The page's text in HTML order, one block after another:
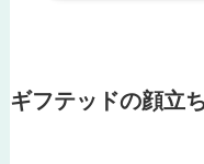
ギフテッドの顔立